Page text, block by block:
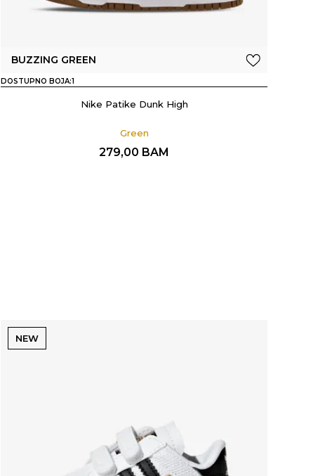
BUZZING GREEN
DOSTUPNO BOJA:1
Nike Patike Dunk High
Green
279,00 BAM
NEW